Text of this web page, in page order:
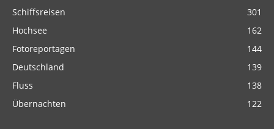
Schiffsreisen
301
Hochsee
162
Fotoreportagen
144
Deutschland
139
Fluss
138
Übernachten
122